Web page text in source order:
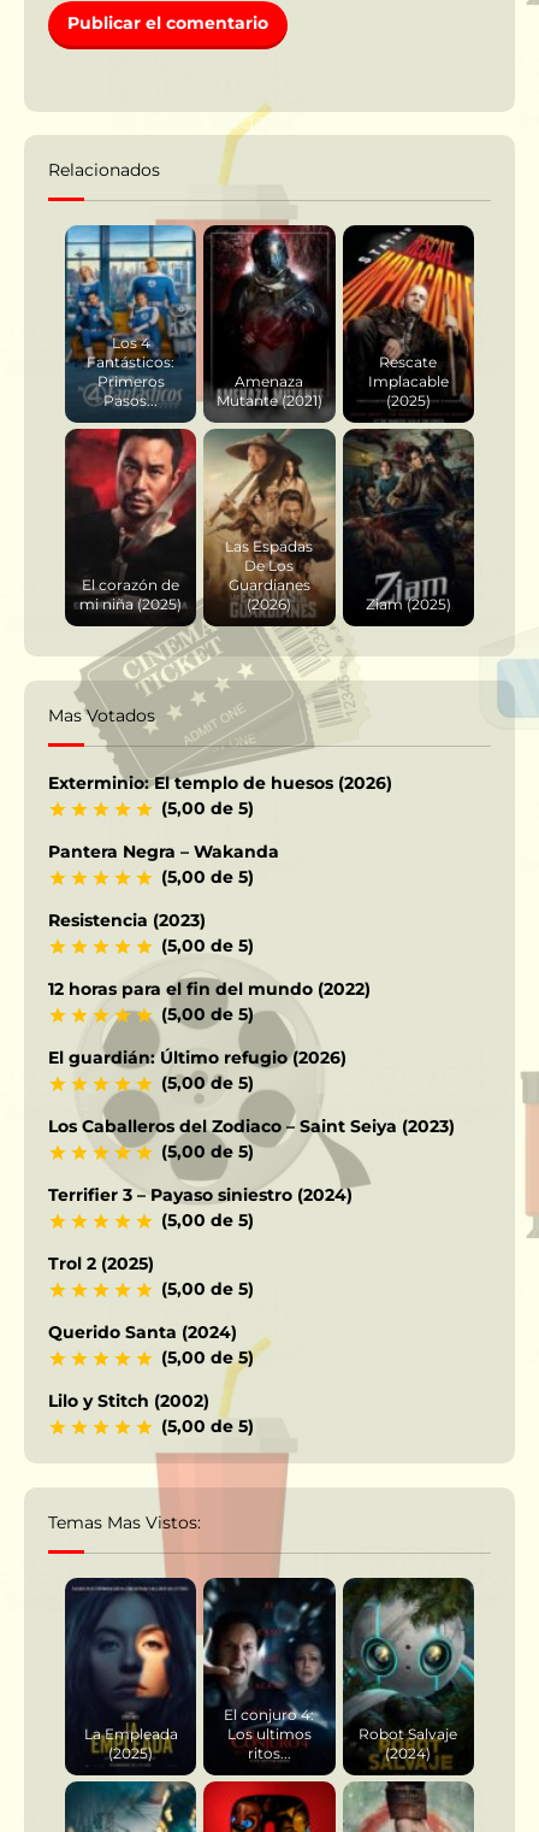
Relacionados
Los 4
Fantásticos:
Primeros
Pasos...
Amenaza
Mutante (2021)
Rescate
Implacable
(2025)
El corazón de
mi niña (2025)
Las Espadas
De Los
Guardianes
(2026)
Ziam (2025)
Mas Votados
Exterminio: El templo de huesos (2026)
(5,00 de 5)
Pantera Negra – Wakanda
(5,00 de 5)
Resistencia (2023)
(5,00 de 5)
12 horas para el fin del mundo (2022)
(5,00 de 5)
El guardián: Último refugio (2026)
(5,00 de 5)
Los Caballeros del Zodiaco – Saint Seiya (2023)
(5,00 de 5)
Terrifier 3 – Payaso siniestro (2024)
(5,00 de 5)
Trol 2 (2025)
(5,00 de 5)
Querido Santa (2024)
(5,00 de 5)
Lilo y Stitch (2002)
(5,00 de 5)
Temas Mas Vistos:
La Empleada
(2025)
El conjuro 4:
Los ultimos
ritos...
Robot Salvaje
(2024)